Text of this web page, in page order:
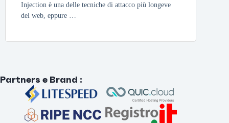
Injection è una delle tecniche di attacco più longeve
del web, eppure …
Partners e Brand :